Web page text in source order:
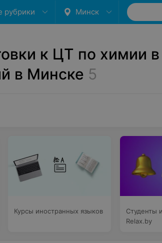
рубрики Минск
к ЦТ по химии
в Минске 5
Курсы иностранных языков
Студенты
Relax.by